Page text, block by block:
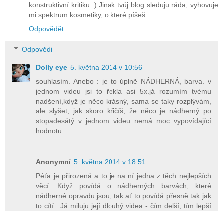
konstruktivní kritiku :) Jinak tvůj blog sleduju ráda, vyhovuje
mi spektrum kosmetiky, o které píšeš.
Odpovědět
Odpovědi
Dolly eye 5. května 2014 v 10:56
souhlasím. Anebo : je to úplně NÁDHERNÁ, barva. v
jednom videu jsi to řekla asi 5x.já rozumím tvému
nadšení,když je něco krásný, sama se taky rozplývám,
ale slyšet, jak skoro křičíš, že něco je nádherný po
stopadesátý v jednom videu nemá moc vypovídající
hodnotu.
Anonymní 5. května 2014 v 18:51
Péťa je přirozená a to je na ní jedna z těch nejlepších
věcí. Když povídá o nádherných barvách, které
nádherné opravdu jsou, tak ať to povídá přesně tak jak
to cítí.. Já miluju její dlouhý videa - čím delší, tím lepší